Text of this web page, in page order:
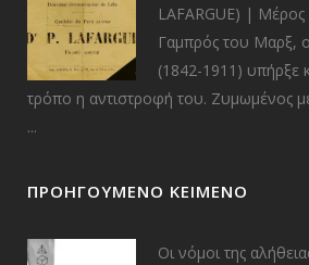
LAFARGUE) | Μέρος
Γαμπρός του Μαρξ,
(1842-1911) υπήρξε
τρόπο η αντιστροφή του. Ζυμωμένος
...
ΠΡΟΗΓΟΎΜΕΝΟ ΚΕΊΜΕΝΟ
Οι νόμοι της